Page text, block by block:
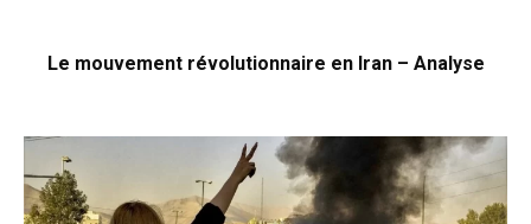
Le mouvement révolutionnaire en Iran – Analyse